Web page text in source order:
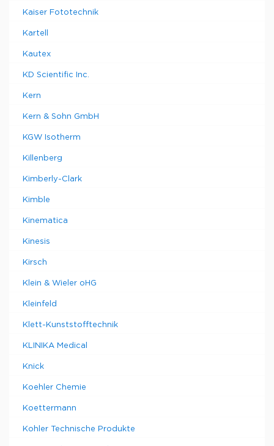
Kaiser Fototechnik
Kartell
Kautex
KD Scientific Inc.
Kern
Kern & Sohn GmbH
KGW Isotherm
Killenberg
Kimberly-Clark
Kimble
Kinematica
Kinesis
Kirsch
Klein & Wieler oHG
Kleinfeld
Klett-Kunststofftechnik
KLINIKA Medical
Knick
Koehler Chemie
Koettermann
Kohler Technische Produkte